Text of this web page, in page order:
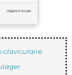
Urgence locale
claviculaire